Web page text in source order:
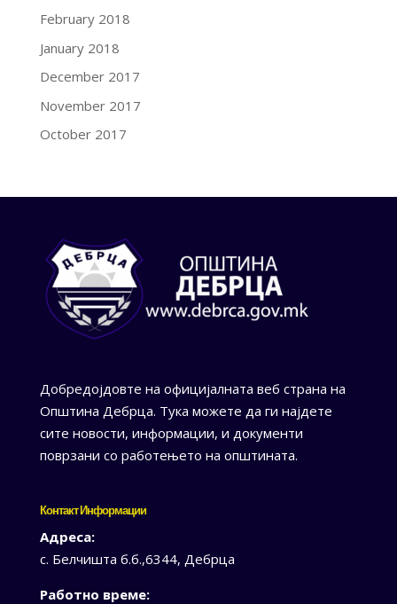
February 2018
January 2018
December 2017
November 2017
October 2017
Добредојдовте на официјалната веб страна на
Општина Дебрца. Тука можете да ги најдете
сите новости, информации, и документи
поврзани со работењето на општината.
Контакт Информации
Адреса:
с. Белчишта б.б.,6344, Дебрца
Работно време: